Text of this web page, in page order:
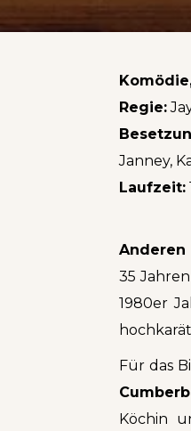
Regie:
Janney,
Laufzeit:
35
1980er
Für das
Köchin